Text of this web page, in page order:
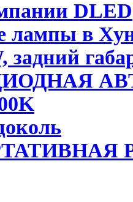
DLED
лампы в